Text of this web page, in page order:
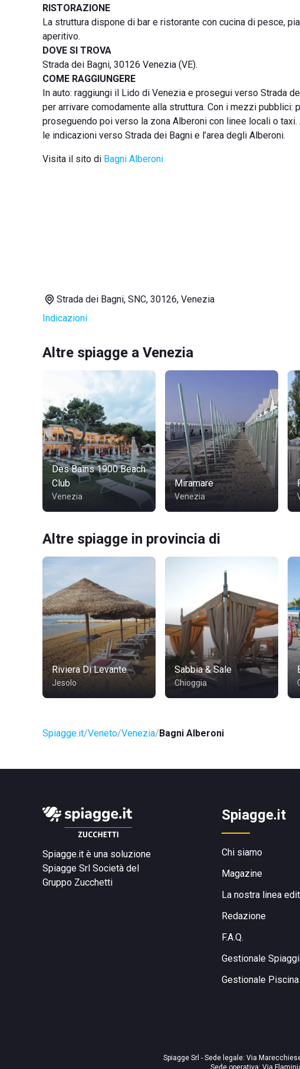
RISTORAZIONE
La struttura dispone di bar e ristorante con cucina di pesce,
aperitivo.
DOVE SI TROVA
Strada dei Bagni, 30126 Venezia (VE).
COME RAGGIUNGERE
In auto: raggiungi il Lido di Venezia e prosegui verso Strada
per arrivare comodamente alla struttura. Con i mezzi
proseguendo poi verso la zona Alberoni con linee locali o
le indicazioni verso Strada dei Bagni e l’area degli Alberoni.
Visita il sito di Bagni Alberoni
Strada dei Bagni, SNC, 30126, Venezia
Indicazioni
Altre spiagge a Venezia
Des Bains 1900 Beach
Club
Venezia
Miramare
Venezia
Altre spiagge in provincia di
Riviera Di Levante
Jesolo
Sabbia & Sale
Chioggia
Spiagge.it Veneto Venezia Bagni Alberoni
Spiagge.it è una soluzione
Spiagge Srl Società del
Gruppo Zucchetti
Spiagge.it
Chi siamo
Magazine
La nostra linea
Redazione
F.A.Q.
Gestionale
Gestionale Piscina
Spiagge Srl - Sede legale: Via
Sede operativa: Via